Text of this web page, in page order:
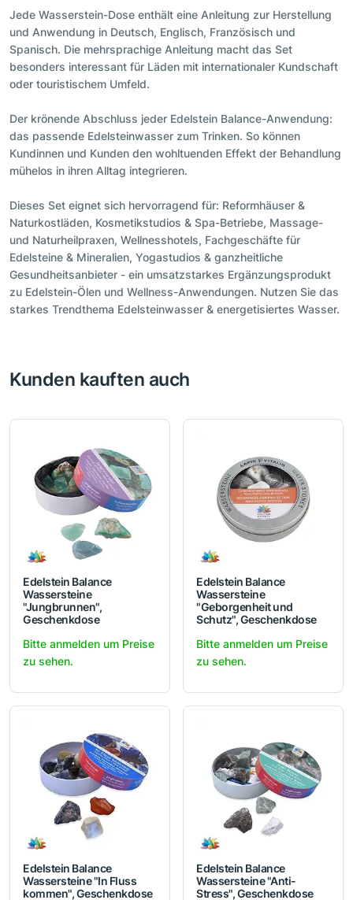
Jede Wasserstein-Dose enthält eine Anleitung zur Herstellung
und Anwendung in Deutsch, Englisch, Französisch und
Spanisch. Die mehrsprachige Anleitung macht das Set
besonders interessant für Läden mit internationaler Kundschaft
oder touristischem Umfeld.
Der krönende Abschluss jeder Edelstein Balance-Anwendung:
das passende Edelsteinwasser zum Trinken. So können
Kundinnen und Kunden den wohltuenden Effekt der Behandlung
mühelos in ihren Alltag integrieren.
Dieses Set eignet sich hervorragend für: Reformhäuser &
Naturkostläden, Kosmetikstudios & Spa-Betriebe, Massage-
und Naturheilpraxen, Wellnesshotels, Fachgeschäfte für
Edelsteine & Mineralien, Yogastudios & ganzheitliche
Gesundheitsanbieter - ein umsatzstarkes Ergänzungsprodukt
zu Edelstein-Ölen und Wellness-Anwendungen. Nutzen Sie das
starkes Trendthema Edelsteinwasser & energetisiertes Wasser.
Kunden kauften auch
Edelstein Balance
Wassersteine
"Jungbrunnen",
Geschenkdose
Bitte anmelden um Preise
zu sehen.
Edelstein Balance
Wassersteine
"Geborgenheit und
Schutz", Geschenkdose
Bitte anmelden um Preise
zu sehen.
Edelstein Balance
Wassersteine "In Fluss
kommen", Geschenkdose
Edelstein Balance
Wassersteine "Anti-
Stress", Geschenkdose